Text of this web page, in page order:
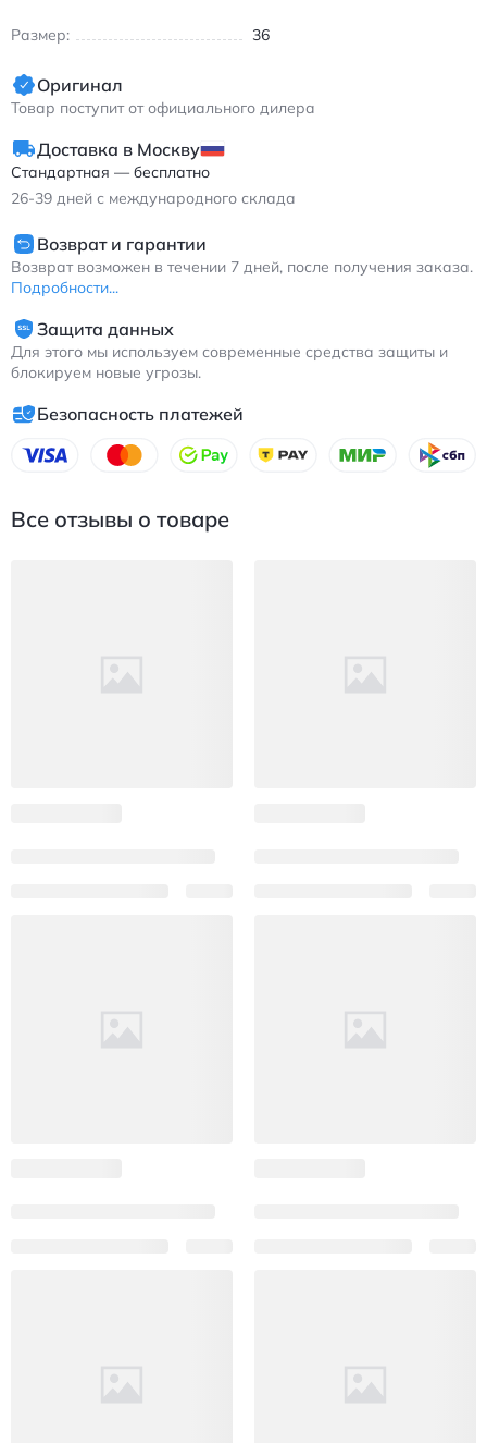
кроссовки белые с зеленым выполнены из натуральной кожи
Размер: 36
Оригинал
Товар поступит от официального дилера
Доставка в Москву
Стандартная — бесплатно
26-39 дней с международного склада
Возврат и гарантии
Возврат возможен в течении 7 дней, после получения заказа.
Подробности...
Защита данных
Для этого мы используем современные средства защиты и
блокируем новые угрозы.
Безопасность платежей
Все отзывы о товаре